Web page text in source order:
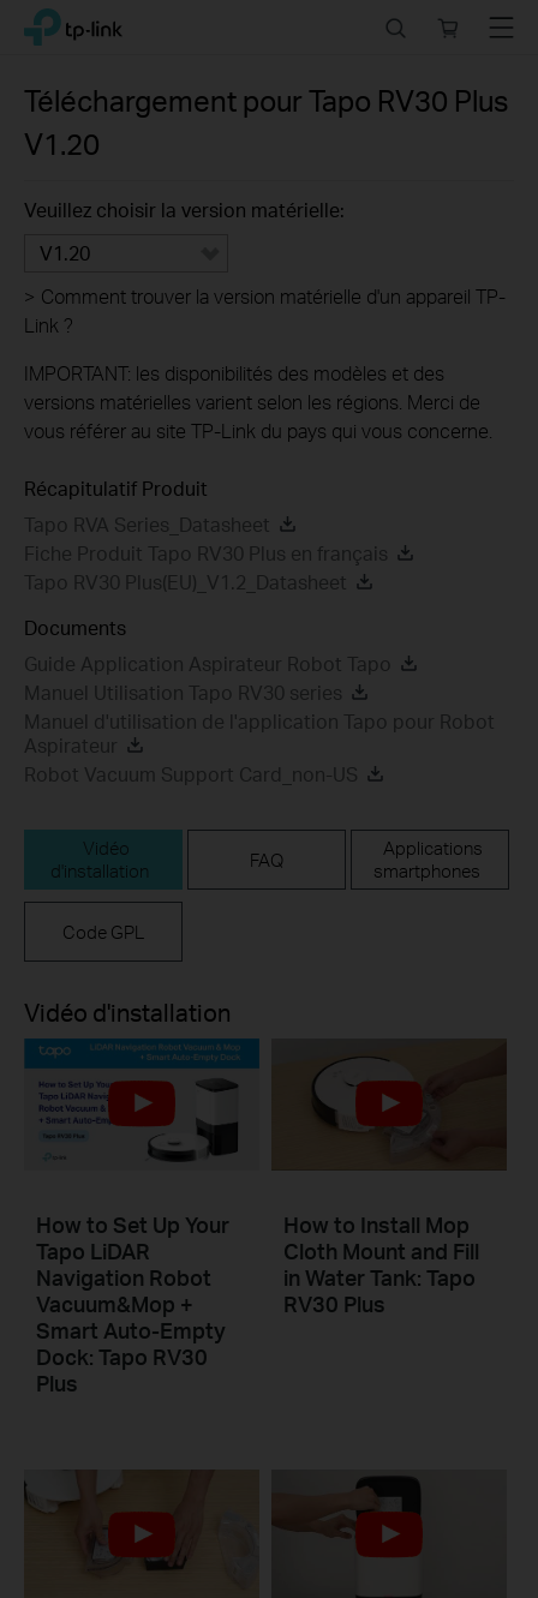
Click
the
navigation
TP-Link, Reliably Smart
store
Menu
Téléchargement pourTapo RV30 Plus
V1.20
Veuillez choisir la version matérielle:
V1.20
> Comment trouver la version matérielle d'un appareil TP-
Link ?
IMPORTANT: les disponibilités des modèles et des
versions matérielles varient selon les régions. Merci de
vous référer au site TP-Link du pays qui vous concerne.
Récapitulatif Produit
Tapo RVA Series_Datasheet
Fiche Produit Tapo RV30 Plus en français
Tapo RV30 Plus(EU)_V1.2_Datasheet
Documents
Guide Application Aspirateur Robot Tapo
Manuel Utilisation Tapo RV30 series
Manuel d'utilisation de l'application Tapo pour Robot
Aspirateur
Robot Vacuum Support Card_non-US
Vidéo
d'installation
FAQ
Applications
smartphones
Code GPL
Vidéo d'installation
How to Set Up Your
Tapo LiDAR
Navigation Robot
Vacuum&Mop +
Smart Auto-Empty
Dock: Tapo RV30
Plus
How to Install Mop
Cloth Mount and Fill
in Water Tank: Tapo
RV30 Plus